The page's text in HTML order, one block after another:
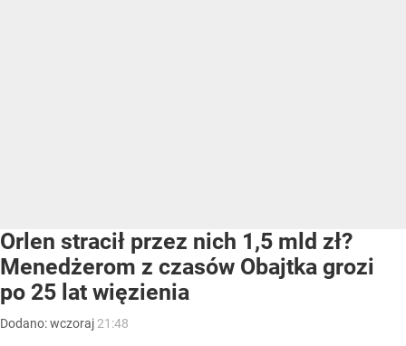
Orlen stracił przez nich 1,5 mld zł?
Menedżerom z czasów Obajtka grozi
po 25 lat więzienia
Dodano:wczoraj 21:48